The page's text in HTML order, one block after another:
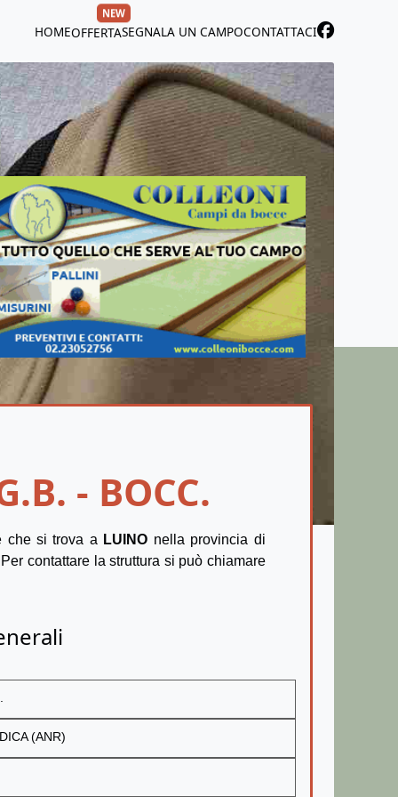
HOMEOFFERTA
NEW
SEGNALA UN CAMPOCONTATTACI
- BOCC.
si trova a LUINO nella provincia di
contattare la struttura si può chiamare
(ANR)